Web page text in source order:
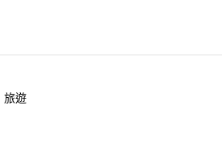
旅遊